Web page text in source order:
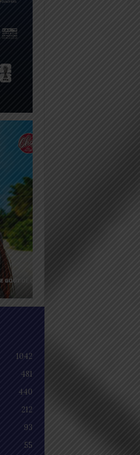
1042
481
440
212
93
55